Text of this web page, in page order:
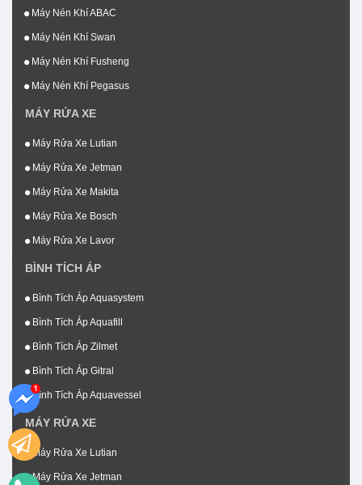
Máy Nén Khí ABAC
Máy Nén Khí Swan
Máy Nén Khí Fusheng
Máy Nén Khí Pegasus
MÁY RỬA XE
Máy Rửa Xe Lutian
Máy Rửa Xe Jetman
Máy Rửa Xe Makita
Máy Rửa Xe Bosch
Máy Rửa Xe Lavor
BÌNH TÍCH ÁP
Bình Tích Áp Aquasystem
Bình Tích Áp Aquafill
Bình Tích Áp Zilmet
Bình Tích Áp Gitral
Bình Tích Áp Aquavessel
MÁY RỬA XE
Máy Rửa Xe Lutian
Máy Rửa Xe Jetman